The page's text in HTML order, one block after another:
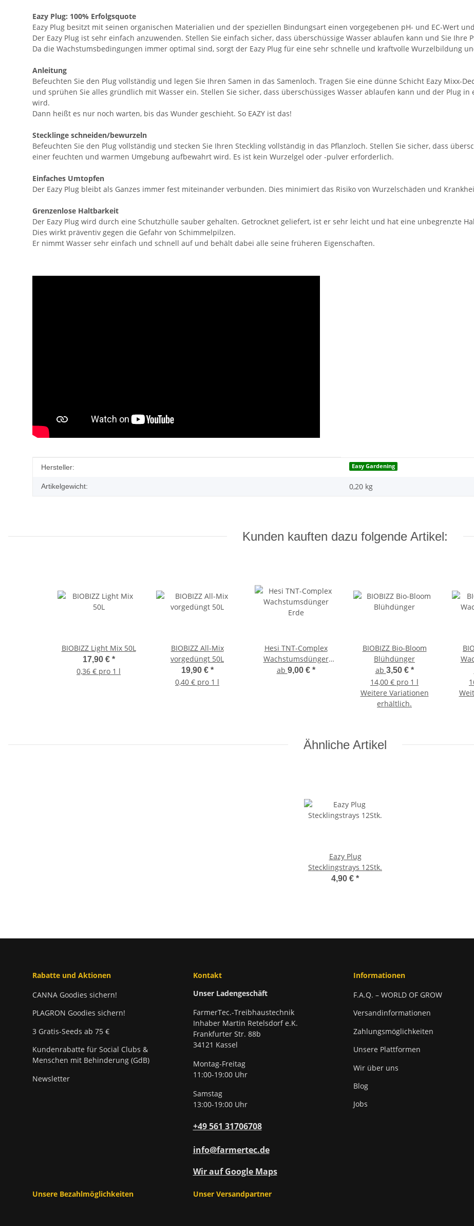
Eazy Plug: 100% Erfolgsquote
Eazy Plug besitzt mit seinen organischen Materialien und der speziellen Bindungsart einen vorgegebenen pH- und EC-Wert
Der Eazy Plug ist sehr einfach anzuwenden. Stellen Sie einfach sicher, dass überschüssige Wasser ablaufen kann und Sie Ihre
Da die Wachstumsbedingungen immer optimal sind, sorgt der Eazy Plug für eine sehr schnelle und kraftvolle Wurzelbildung
Anleitung
Befeuchten Sie den Plug vollständig und legen Sie Ihren Samen in das Samenloch. Tragen Sie eine dünne Schicht Eazy Mixx-
und sprühen Sie alles gründlich mit Wasser ein. Stellen Sie sicher, dass überschüssiges Wasser ablaufen kann und der Plug
wird.
Dann heißt es nur noch warten, bis das Wunder geschieht. So EAZY ist das!
Stecklinge schneiden/bewurzeln
Befeuchten Sie den Plug vollständig und stecken Sie Ihren Steckling vollständig in das Pflanzloch. Stellen Sie sicher, dass
einer feuchten und warmen Umgebung aufbewahrt wird. Es ist kein Wurzelgel oder -pulver erforderlich.
Einfaches Umtopfen
Der Eazy Plug bleibt als Ganzes immer fest miteinander verbunden. Dies minimiert das Risiko von Wurzelschäden und
Grenzenlose Haltbarkeit
Der Eazy Plug wird durch eine Schutzhülle sauber gehalten. Getrocknet geliefert, ist er sehr leicht und hat eine unbegrenzte
Dies wirkt präventiv gegen die Gefahr von Schimmelpilzen.
Er nimmt Wasser sehr einfach und schnell auf und behält dabei alle seine früheren Eigenschaften.
Produkteigenschaft
Wert
Hersteller: Easy Gardening
Artikelgewicht: 0,20 kg
Kunden kauften dazu folgende Artikel:
BIOBIZZ Light Mix 50L
17,90 € *
0,36 € pro 1 l
BIOBIZZ All-Mix
vorgedüngt 50L
19,90 € *
0,40 € pro 1 l
Hesi TNT-Complex
Wachstumsdünger
Erde
ab 9,00 € *
BIOBIZZ Bio-Bloom
Blühdünger
ab 3,50 € *
14,00 € pro 1 l
Weitere Variationen
erhältlich.
Ähnliche Artikel
Eazy Plug
Stecklingstrays 12Stk.
4,90 € *
Rabatte und Aktionen
CANNA Goodies sichern!
PLAGRON Goodies sichern!
3 Gratis-Seeds ab 75 €
Kundenrabatte für Social Clubs &
Menschen mit Behinderung (GdB)
Newsletter
Kontakt
Unser Ladengeschäft
FarmerTec.-Treibhaustechnik
Inhaber Martin Retelsdorf e.K.
Frankfurter Str. 88b
34121 Kassel
Montag-Freitag
11:00-19:00 Uhr
Samstag
13:00-19:00 Uhr
+49 561 31706708
info@farmertec.de
Wir auf Google Maps
Informationen
F.A.Q. – WORLD OF GROW
Versandinformationen
Zahlungsmöglichkeiten
Unsere Plattformen
Wir über uns
Blog
Jobs
Unsere Bezahlmöglichkeiten Unser Versandpartner